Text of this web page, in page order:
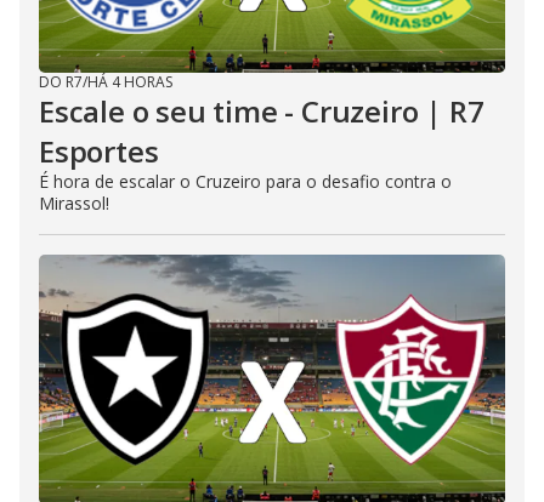
DO R7/HÁ 4 HORAS
Escale o seu time - Cruzeiro | R7
Esportes
É hora de escalar o Cruzeiro para o desafio contra o
Mirassol!